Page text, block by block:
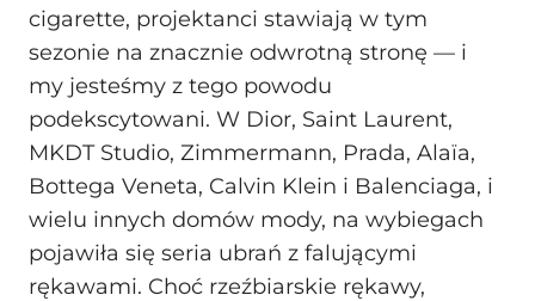
cigarette, projektanci stawiają w tym
sezonie na znacznie odwrotną stronę — i
my jesteśmy z tego powodu
podekscytowani. W Dior, Saint Laurent,
MKDT Studio, Zimmermann, Prada, Alaïa,
Bottega Veneta, Calvin Klein i Balenciaga, i
wielu innych domów mody, na wybiegach
pojawiła się seria ubrań z falującymi
rękawami. Choć rzeźbiarskie rękawy,